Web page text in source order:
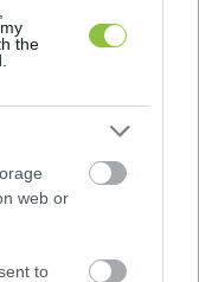
the
web or
to
február
ellátásának
2025. 02. 11.